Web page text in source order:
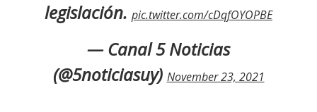
legislación. pic.twitter.com/cDqfOYOPBE
— Canal 5 Noticias
(@5noticiasuy) November 23, 2021